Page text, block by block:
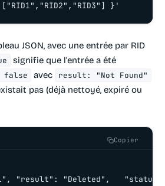
}'
JSON, avec une entrée par RID
signifie que l'entrée a été
false avec result: "Not Found"
pas (déjà nettoyé, expiré ou
Copier
"result": "Deleted",